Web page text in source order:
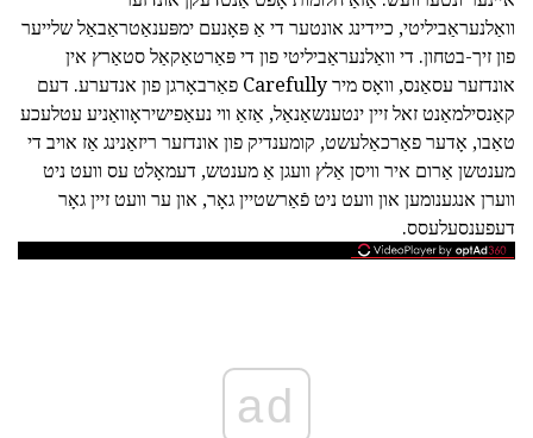
וואַלנעראַביליטי, כיידינג אונטער די אַ פּאָנעם ימפּענאַטראַבאַל שלייער
פון זיך-בטחון. די וואַלנעראַביליטי פון די פּאַרטאַקאַל סטאַרץ אין
אונדזער עסאַנס, וואָס מיר Carefully פאַרבאָרגן פון אנדערע. דעם
קאַנסילמאַנט זאל זיין ינטענשאַנאַל, אַזאַ ווי נעאַפישיראָוואַניע עטלעכע
טאַבו, אָדער פאַרכאַלעשט, קומענדיק פון אונדזער ריזאַנינג אַז אויב די
מענטשן אַרום איר וויסן אַלץ וועגן אַ מענטש, דעמאָלט עס וועט ניט
ווערן אנגענומען און וועט ניט פֿאַרשטיין גאָר, און ער וועט זיין גאָר
דעפענסעלעסס.
ad